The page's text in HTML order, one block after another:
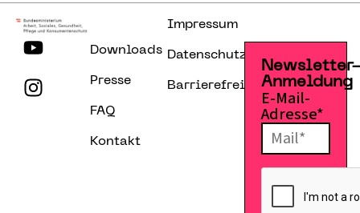
Downloads
Presse
FAQ
Kontakt
Impressum
Datenschutzerklärung
Barrierefreiheitserklärung
Anmeldung
E-Mail-
Adresse*